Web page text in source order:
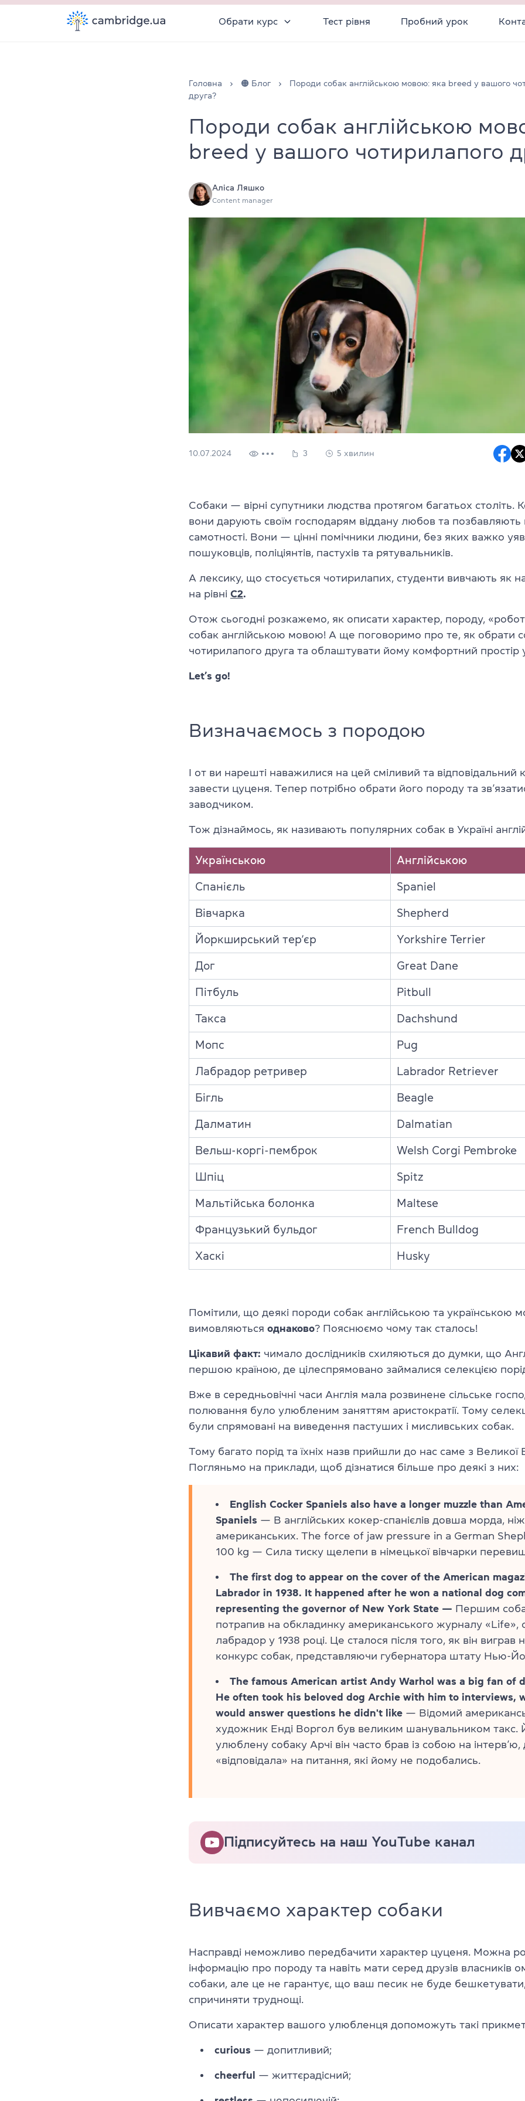
Обрати курс Тест рівня Пробний урок
Головна 🟠 Блог
Породи собак англійською мовою: яка breed у вашого
друга?
Породи собак англійською
breed у вашого чотирилапого
Аліса Ляшко
Content manager
10.07.2024 3 5 хвилин
Собаки — вірні супутники людства протягом багатьох століть.
вони дарують своїм господарям віддану любов та позбавляють
самотності. Вони — цінні помічники людини, без яких важко
пошуковців, поліціянтів, пастухів та рятувальників.
А лексику, що стосується чотирилапих, студенти вивчають як на
на рівні C2.
Отож сьогодні розкажемо, як описати характер, породу,
собак англійською мовою! А ще поговоримо про те, як обрати
чотирилапого друга та облаштувати йому комфортний простір
Let’s go!
Визначаємось з породою
І от ви нарешті наважилися на цей сміливий та відповідальний
завести цуценя. Тепер потрібно обрати його породу та
заводчиком.
Тож дізнаймось, як називають популярних собак в Україні
Українською Англійською
Спанієль Spaniel
Вівчарка Shepherd
Йоркширський тер’єр Yorkshire Terrier
Дог Great Dane
Пітбуль Pitbull
Такса Dachshund
Мопс Pug
Лабрадор ретривер Labrador Retriever
Бігль Beagle
Далматин Dalmatian
Вельш-коргі-пемброк Welsh Corgi Pembroke
Шпіц Spitz
Мальтійська болонка Maltese
Французький бульдог French Bulldog
Хаскі Husky
Помітили, що деякі породи собак англійською та українською
вимовляються однаково? Пояснюємо чому так сталось!
Цікавий факт: чимало дослідників схиляються до думки, що
першою країною, де цілеспрямовано займалися селекцією
Вже в середньовічні часи Англія мала розвинене сільське
полювання було улюбленим заняттям аристократії. Тому
були спрямовані на виведення пастуших і мисливських собак.
Тому багато порід та їхніх назв прийшли до нас саме з Великої
Погляньмо на приклади, щоб дізнатися більше про деякі з них:
English Cocker Spaniels also have a longer muzzle than
Spaniels — В англійських кокер-спанієлів довша морда,
американських. The force of jaw pressure in a German
100 kg — Сила тиску щелепи в німецької вівчарки
The first dog to appear on the cover of the American
Labrador in 1938. It happened after he won a national dog
representing the governor of New York State — Першим
потрапив на обкладинку американського журналу «Life»,
лабрадор у 1938 році. Це сталося після того, як він виграв
конкурс собак, представляючи губернатора штату Нью-
The famous American artist Andy Warhol was a big fan of
He often took his beloved dog Archie with him to interviews,
would answer questions he didn't like — Відомий
художник Енді Воргол був великим шанувальником такс.
улюблену собаку Арчі він часто брав із собою на інтерв’ю,
«відповідала» на питання, які йому не подобались.
Підписуйтесь на наш YouTube канал
Вивчаємо характер собаки
Насправді неможливо передбачити характер цуценя. Можна
інформацію про породу та навіть мати серед друзів власників
собаки, але це не гарантує, що ваш песик не буде бешкетувати,
спричиняти труднощі.
Описати характер вашого улюбленця допоможуть такі
curious — допитливий;
cheerful — життєрадісний;